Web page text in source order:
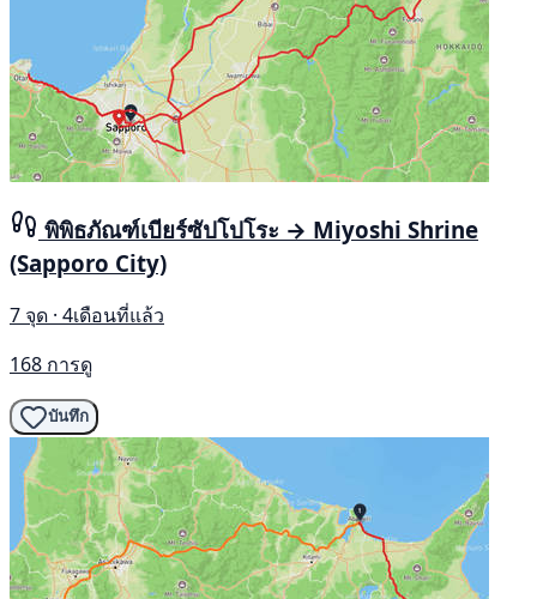
พิพิธภัณฑ์เบียร์ซัปโปโระ → Miyoshi Shrine
(Sapporo City)
7 จุด · 4เดือนที่แล้ว
168 การดู
บันทึก